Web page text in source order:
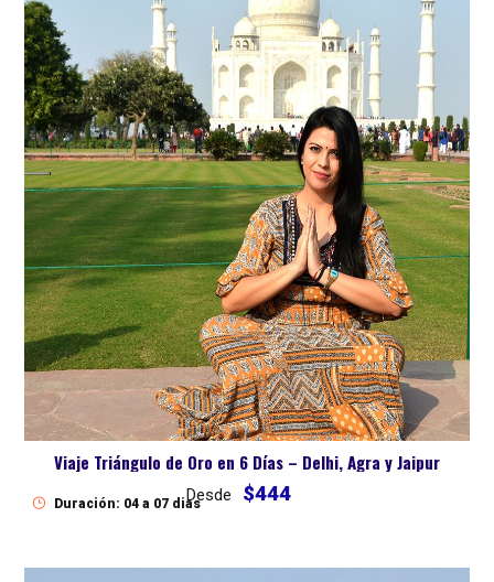
Viaje Triángulo de Oro en 6 Días – Delhi, Agra y Jaipur
Desde $444
Duración: 04 a 07 dias